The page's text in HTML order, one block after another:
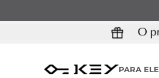
PARA ELE